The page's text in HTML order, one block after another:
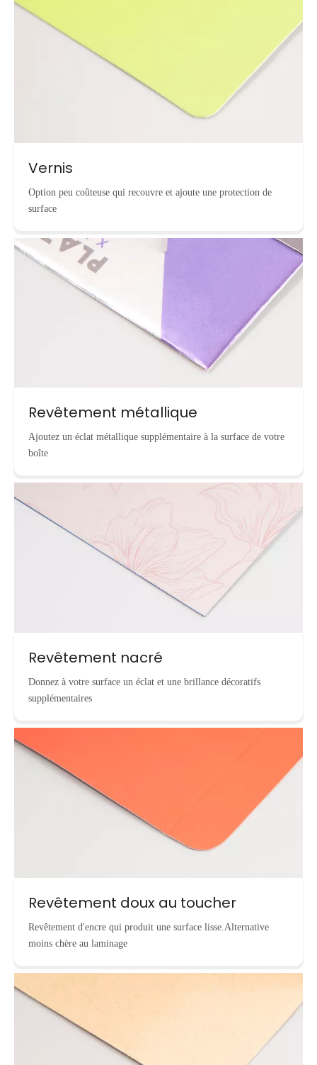
Vernis
Option peu coûteuse qui recouvre et ajoute une protection de
surface
Revêtement métallique
Ajoutez un éclat métallique supplémentaire à la surface de votre
boîte
Revêtement nacré
Donnez à votre surface un éclat et une brillance décoratifs
supplémentaires
Revêtement doux au toucher
Revêtement d'encre qui produit une surface lisse.Alternative
moins chère au laminage